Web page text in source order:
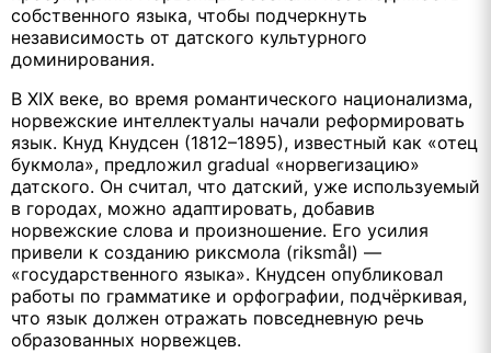
собственного языка, чтобы подчеркнуть
независимость от датского культурного
доминирования.
В XIX веке, во время романтического национализма,
норвежские интеллектуалы начали реформировать
язык. Кнуд Кнудсен (1812–1895), известный как «отец
букмола», предложил gradual «норвегизацию»
датского. Он считал, что датский, уже используемый
в городах, можно адаптировать, добавив
норвежские слова и произношение. Его усилия
привели к созданию риксмола (riksmål) —
«государственного языка». Кнудсен опубликовал
работы по грамматике и орфографии, подчёркивая,
что язык должен отражать повседневную речь
образованных норвежцев.